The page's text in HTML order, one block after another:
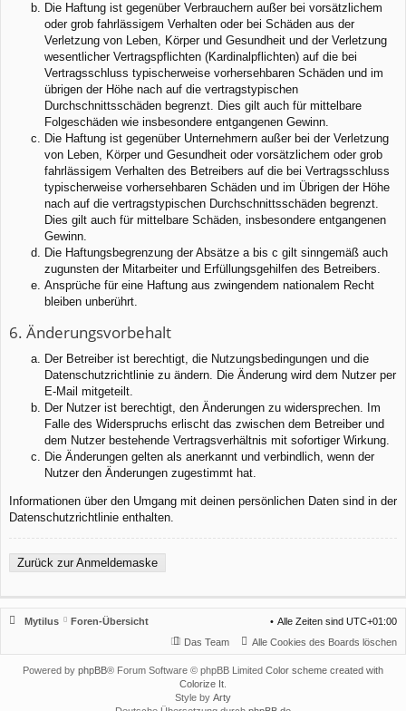
Die Haftung ist gegenüber Verbrauchern außer bei vorsätzlichem
oder grob fahrlässigem Verhalten oder bei Schäden aus der
Verletzung von Leben, Körper und Gesundheit und der Verletzung
wesentlicher Vertragspflichten (Kardinalpflichten) auf die bei
Vertragsschluss typischerweise vorhersehbaren Schäden und im
übrigen der Höhe nach auf die vertragstypischen
Durchschnittsschäden begrenzt. Dies gilt auch für mittelbare
Folgeschäden wie insbesondere entgangenen Gewinn.
Die Haftung ist gegenüber Unternehmern außer bei der Verletzung
von Leben, Körper und Gesundheit oder vorsätzlichem oder grob
fahrlässigem Verhalten des Betreibers auf die bei Vertragsschluss
typischerweise vorhersehbaren Schäden und im Übrigen der Höhe
nach auf die vertragstypischen Durchschnittsschäden begrenzt.
Dies gilt auch für mittelbare Schäden, insbesondere entgangenen
Gewinn.
Die Haftungsbegrenzung der Absätze a bis c gilt sinngemäß auch
zugunsten der Mitarbeiter und Erfüllungsgehilfen des Betreibers.
Ansprüche für eine Haftung aus zwingendem nationalem Recht
bleiben unberührt.
6. Änderungsvorbehalt
Der Betreiber ist berechtigt, die Nutzungsbedingungen und die
Datenschutzrichtlinie zu ändern. Die Änderung wird dem Nutzer per
E-Mail mitgeteilt.
Der Nutzer ist berechtigt, den Änderungen zu widersprechen. Im
Falle des Widerspruchs erlischt das zwischen dem Betreiber und
dem Nutzer bestehende Vertragsverhältnis mit sofortiger Wirkung.
Die Änderungen gelten als anerkannt und verbindlich, wenn der
Nutzer den Änderungen zugestimmt hat.
Informationen über den Umgang mit deinen persönlichen Daten sind in der
Datenschutzrichtlinie enthalten.
Zurück zur Anmeldemaske
Mytilus Foren-Übersicht Alle Zeiten sind UTC+01:00
Alle Cookies des Boards löschen
Das Team
Powered by phpBB® Forum Software © phpBB Limited Color scheme created with
Colorize It
Style by Arty